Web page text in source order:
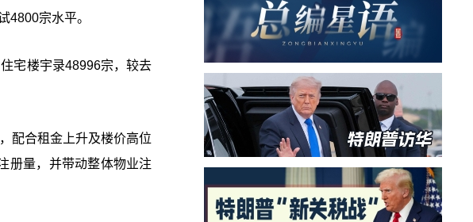
4800宗水平。
宅楼宇录48996宗，较去
配合租金上升及楼价高位
册量，并带动整体物业注